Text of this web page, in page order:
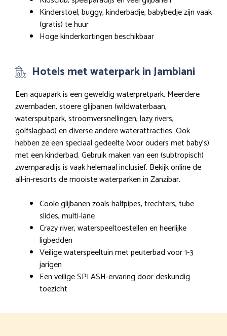
Kinderstoel, buggy, kinderbadje, babybedje zijn vaak
(gratis) te huur
Hoge kinderkortingen beschikbaar
Hotels met waterpark in Jambiani
Een aquapark is een geweldig waterpretpark. Meerdere
zwembaden, stoere glijbanen (wildwaterbaan,
waterspuitpark, stroomversnellingen, lazy rivers,
golfslagbad) en diverse andere waterattracties. Ook
hebben ze een speciaal gedeelte (voor ouders met baby’s)
met een kinderbad. Gebruik maken van een (subtropisch)
zwemparadijs is vaak helemaal inclusief. Bekijk online de
all-in-resorts de mooiste waterparken in Zanzibar.
Coole glijbanen zoals halfpipes, trechters, tube
slides, multi-lane
Crazy river, waterspeeltoestellen en heerlijke
ligbedden
Veilige waterspeeltuin met peuterbad voor 1-3
jarigen
Een veilige SPLASH-ervaring door deskundig
toezicht